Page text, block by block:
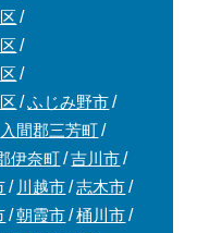
ふじみ野市
入間郡三芳町
伊奈町
吉川市
川越市
志木市
朝霞市
桶川市